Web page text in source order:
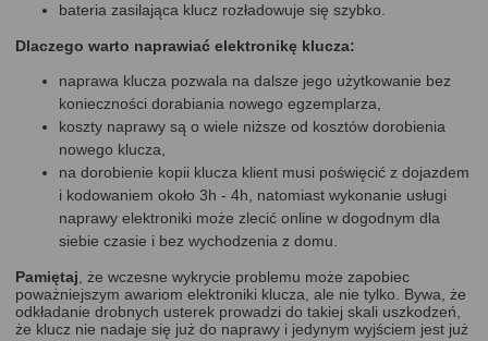
bateria zasilająca klucz rozładowuje się szybko.
Dlaczego warto naprawiać elektronikę klucza:
naprawa klucza pozwala na dalsze jego użytkowanie bez
konieczności dorabiania nowego egzemplarza,
koszty naprawy są o wiele niższe od kosztów dorobienia
nowego klucza,
na dorobienie kopii klucza klient musi poświęcić z dojazdem
i kodowaniem około 3h - 4h, natomiast wykonanie usługi
naprawy elektroniki może zlecić online w dogodnym dla
siebie czasie i bez wychodzenia z domu.
Pamiętaj, że wczesne wykrycie problemu może zapobiec
poważniejszym awariom elektroniki klucza, ale nie tylko. Bywa, że
odkładanie drobnych usterek prowadzi do takiej skali uszkodzeń,
że klucz nie nadaje się już do naprawy i jedynym wyjściem jest już